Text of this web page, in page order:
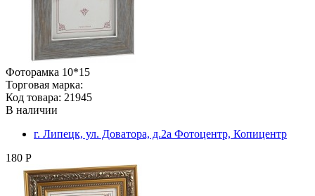
Фоторамка 10*15
Торговая марка:
Код товара: 21945
В наличии
г. Липецк, ул. Доватора, д.2а Фотоцентр, Копицентр
180 Р